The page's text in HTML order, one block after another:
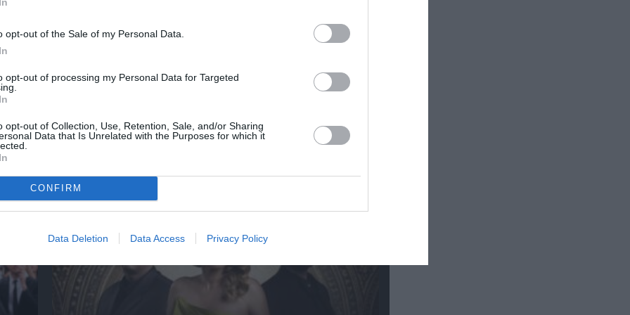
opt-out of the Sale of my Personal Data.
opt-out of processing my Personal Data for Targeted
opt-out of Collection, Use, Retention, Sale, and/or Sharing
Data that Is Unrelated with the Purposes for which it
CONFIRM
Data Deletion Data Access Privacy Policy
των Massive Attack
Άρθρα